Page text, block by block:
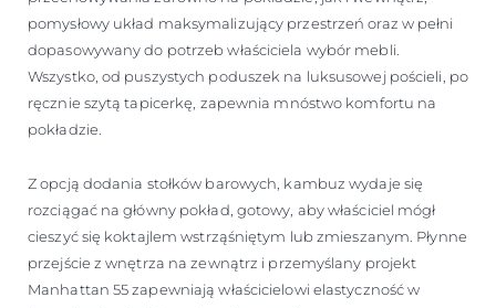
pomysłowy układ maksymalizujący przestrzeń oraz w pełni
dopasowywany do potrzeb właściciela wybór mebli.
Wszystko, od puszystych poduszek na luksusowej pościeli, po
ręcznie szytą tapicerkę, zapewnia mnóstwo komfortu na
pokładzie.
Z opcją dodania stołków barowych, kambuz wydaje się
rozciągać na główny pokład, gotowy, aby właściciel mógł
cieszyć się koktajlem wstrząśniętym lub zmieszanym. Płynne
przejście z wnętrza na zewnątrz i przemyślany projekt
Manhattan 55 zapewniają właścicielowi elastyczność w